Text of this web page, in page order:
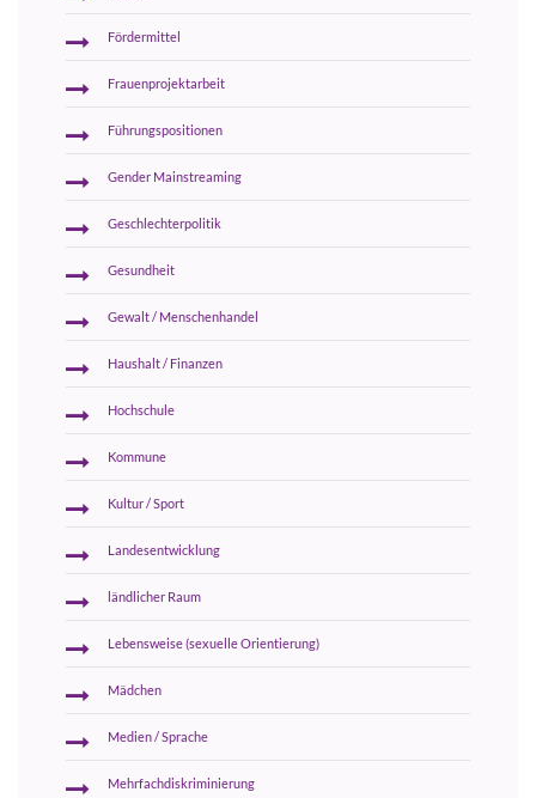
Fördermittel
Frauenprojektarbeit
Führungspositionen
Gender Mainstreaming
Geschlechterpolitik
Gesundheit
Gewalt / Menschenhandel
Haushalt / Finanzen
Hochschule
Kommune
Kultur / Sport
Landesentwicklung
ländlicher Raum
Lebensweise (sexuelle Orientierung)
Mädchen
Medien / Sprache
Mehrfachdiskriminierung